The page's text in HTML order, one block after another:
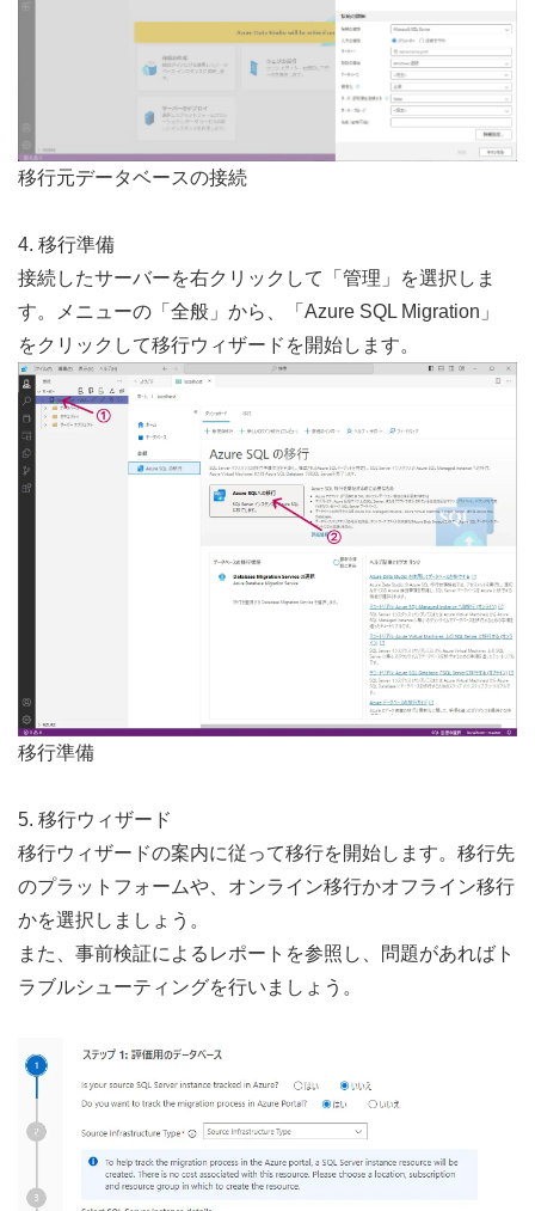
移行元データベースの接続
4. 移行準備
接続したサーバーを右クリックして「管理」を選択しま
す。メニューの「全般」から、「Azure SQL Migration」
をクリックして移行ウィザードを開始します。
移行準備
5. 移行ウィザード
移行ウィザードの案内に従って移行を開始します。移行先
のプラットフォームや、オンライン移行かオフライン移行
かを選択しましょう。
また、事前検証によるレポートを参照し、問題があればト
ラブルシューティングを行いましょう。